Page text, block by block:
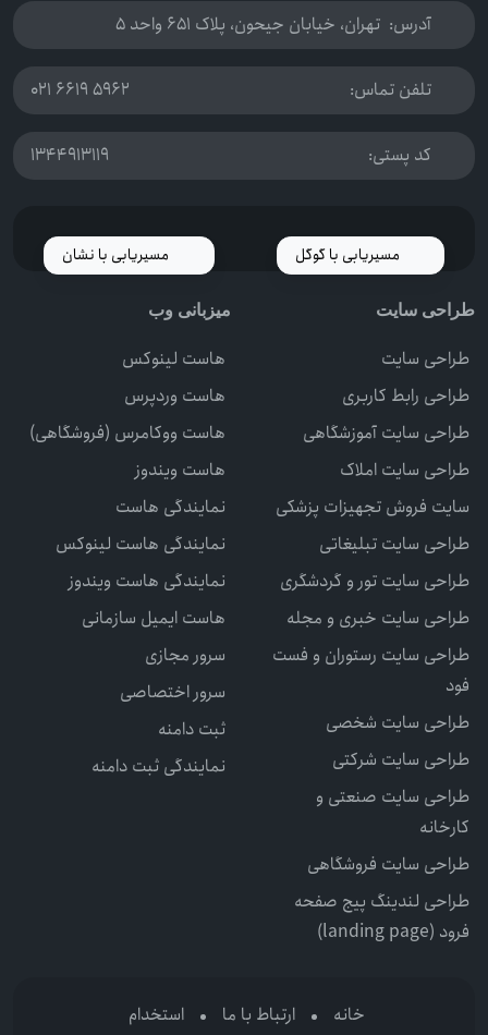
آدرس: تهران، خیابان جیحون، پلاک 651 واحد 5
تلفن تماس: 021 6619 5962
کد پستی: 1344913119
مسیریابی با گوگل مسیریابی با نشان
طراحی سایت
طراحی سایت
طراحی رابط کاربری
طراحی سایت آموزشگاهی
طراحی سایت املاک
سایت فروش تجهیزات پزشکی
طراحی سایت تبلیغاتی
طراحی سایت تور و گردشگری
طراحی سایت خبری و مجله
طراحی سایت رستوران و فست
فود
طراحی سایت شخصی
طراحی سایت شرکتی
طراحی سایت صنعتی و
کارخانه
طراحی سایت فروشگاهی
طراحی لندینگ پیج صفحه
فرود (landing page)
میزبانی وب
هاست لینوکس
هاست وردپرس
هاست ووکامرس (فروشگاهی)
هاست ویندوز
نمایندگی هاست
نمایندگی هاست لینوکس
نمایندگی هاست ویندوز
هاست ایمیل سازمانی
سرور مجازی
سرور اختصاصی
ثبت دامنه
نمایندگی ثبت دامنه
خانه ارتباط با ما
استخدام